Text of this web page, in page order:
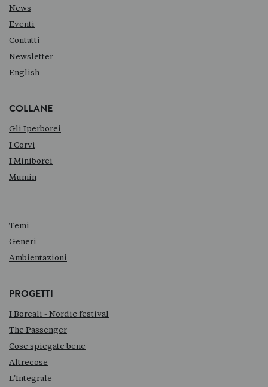
News
Eventi
Contatti
Newsletter
English
COLLANE
Gli Iperborei
I Corvi
I Miniborei
Mumin
Temi
Generi
Ambientazioni
PROGETTI
I Boreali - Nordic festival
The Passenger
Cose spiegate bene
Altrecose
L'Integrale